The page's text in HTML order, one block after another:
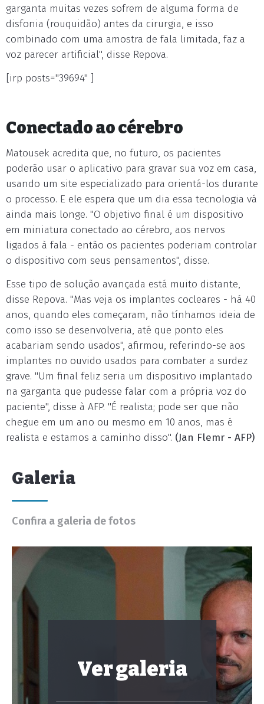
garganta muitas vezes sofrem de alguma forma de
disfonia (rouquidão) antes da cirurgia, e isso
combinado com uma amostra de fala limitada, faz a
voz parecer artificial", disse Repova.
[irp posts="39694" ]
Conectado ao cérebro
Matousek acredita que, no futuro, os pacientes
poderão usar o aplicativo para gravar sua voz em casa,
usando um site especializado para orientá-los durante
o processo. E ele espera que um dia essa tecnologia vá
ainda mais longe. "O objetivo final é um dispositivo
em miniatura conectado ao cérebro, aos nervos
ligados à fala - então os pacientes poderiam controlar
o dispositivo com seus pensamentos", disse.
Esse tipo de solução avançada está muito distante,
disse Repova. "Mas veja os implantes cocleares - há 40
anos, quando eles começaram, não tínhamos ideia de
como isso se desenvolveria, até que ponto eles
acabariam sendo usados", afirmou, referindo-se aos
implantes no ouvido usados para combater a surdez
grave. "Um final feliz seria um dispositivo implantado
na garganta que pudesse falar com a própria voz do
paciente", disse à AFP. "É realista; pode ser que não
chegue em um ano ou mesmo em 10 anos, mas é
realista e estamos a caminho disso". (Jan Flemr - AFP)
Galeria
Confira a galeria de fotos
Ver galeria